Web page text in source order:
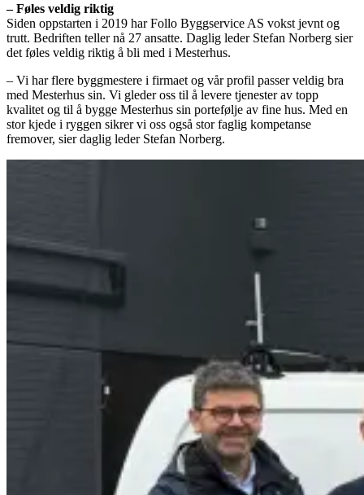
– Føles veldig riktig
Siden oppstarten i 2019 har Follo Byggservice AS vokst jevnt og
trutt. Bedriften teller nå 27 ansatte. Daglig leder Stefan Norberg sier
det føles veldig riktig å bli med i Mesterhus.
– Vi har flere byggmestere i firmaet og vår profil passer veldig bra
med Mesterhus sin. Vi gleder oss til å levere tjenester av topp
kvalitet og til å bygge Mesterhus sin portefølje av fine hus. Med en
stor kjede i ryggen sikrer vi oss også stor faglig kompetanse
fremover, sier daglig leder Stefan Norberg.